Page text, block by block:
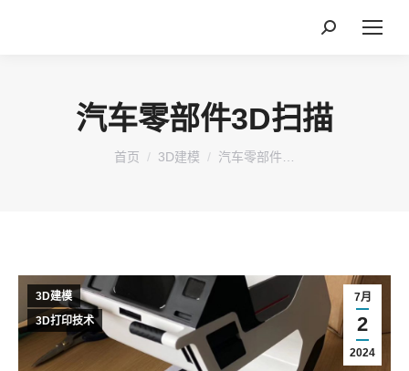
搜
汽车零部件3D扫描
您在这里：
首页 3D建模 汽车零部件…
7月
2
2024
3D建模
3D打印技术